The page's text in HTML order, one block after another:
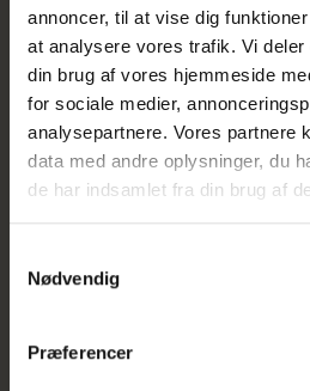
annoncer, til at vise dig
at analysere vores trafik. Vi
din brug af vores hjemmeside
for sociale medier,
analysepartnere. Vores partnere
data med andre oplysninger, du
de har indsamlet fra din brug af
Nødvendig
Præferencer
tilbage inden
Fulde navn
Telefonnummer